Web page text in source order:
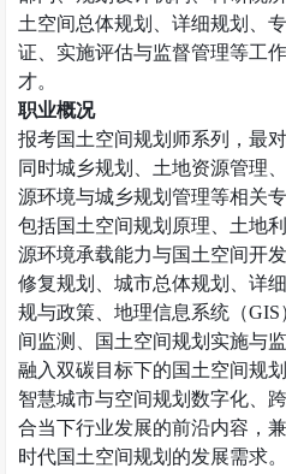
土空间总体规划、详细规划、
证、实施评估与监督管理等工
才。
职业概况
报考国土空间规划师系列，最
同时城乡规划、土地资源管理
源环境与城乡规划管理等相关
包括国土空间规划原理、土地
源环境承载能力与国土空间开
修复规划、城市总体规划、详
规与政策、地理信息系统（GIS
间监测、国土空间规划实施与
融入双碳目标下的国土空间规
智慧城市与空间规划数字化、
合当下行业发展的前沿内容，
时代国土空间规划的发展需求。